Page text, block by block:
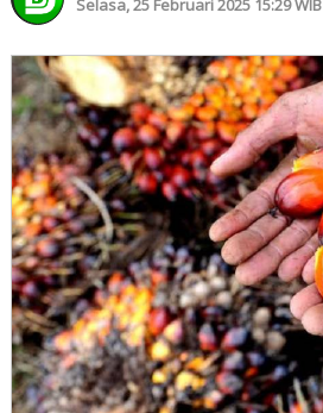
Selasa, 25 Februari 2025 15:29 WIB